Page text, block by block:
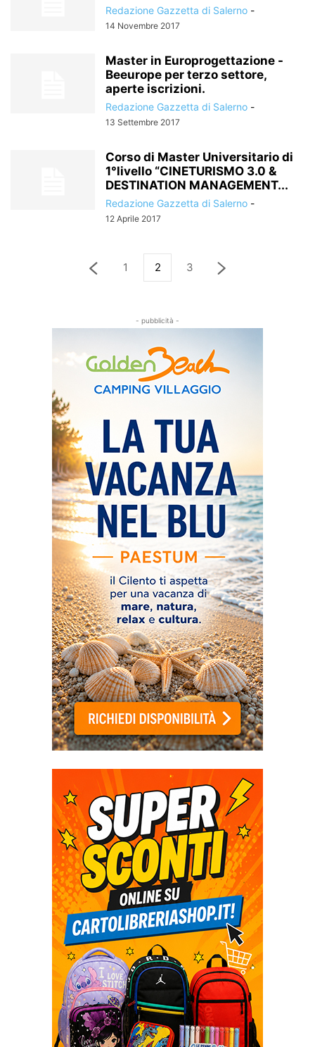
Redazione Gazzetta di Salerno -
14 Novembre 2017
Master in Europrogettazione -
Beeurope per terzo settore,
aperte iscrizioni.
Redazione Gazzetta di Salerno -
13 Settembre 2017
Corso di Master Universitario di
1°livello “CINETURISMO 3.0 &
DESTINATION MANAGEMENT...
Redazione Gazzetta di Salerno -
12 Aprile 2017
1 2 3
- pubblicità -